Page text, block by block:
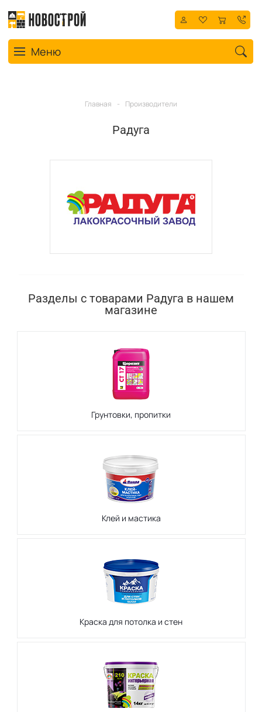
Toggle navigation
Меню
Главная - Производители
Радуга
Разделы с товарами Радуга в нашем
магазине
Грунтовки, пропитки
Клей и мастика
Краска для потолка и стен